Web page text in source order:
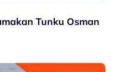
Tunku Osman